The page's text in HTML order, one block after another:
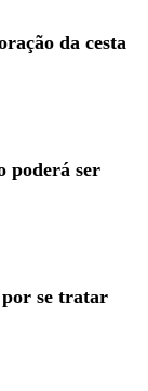
da cesta
poderá ser
se tratar